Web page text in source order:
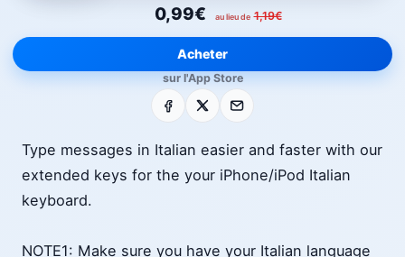
0,99€ au lieu de 1,19€
Acheter
sur l'App Store
Facebook E-mail
Type messages in Italian easier and faster with our
extended keys for the your iPhone/iPod Italian
keyboard.
NOTE1: Make sure you have your Italian language